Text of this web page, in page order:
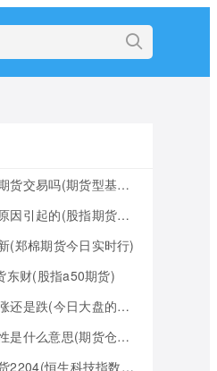
吗(期货型基金风险大吗)
的(股指期货产生的原因)
(郑棉期货今日实时行)
东财(股指a50期货)
(今日大盘的指数是多少)
意思(期货仓是什么意思)
恒生科技指数期货夜盘)